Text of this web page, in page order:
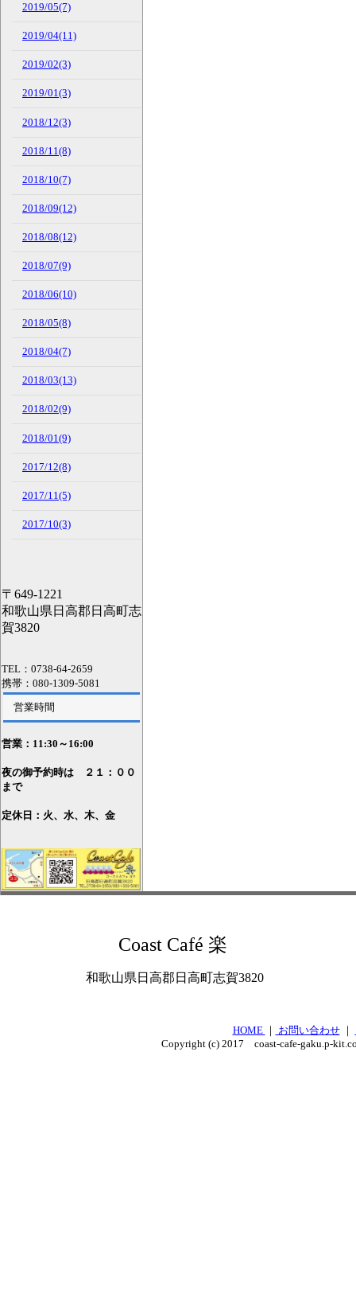
2019/05(7)
2019/04(11)
2019/02(3)
2019/01(3)
2018/12(3)
2018/11(8)
2018/10(7)
2018/09(12)
2018/08(12)
2018/07(9)
2018/06(10)
2018/05(8)
2018/04(7)
2018/03(13)
2018/02(9)
2018/01(9)
2017/12(8)
2017/11(5)
2017/10(3)
〒649-1221
和歌山県日高郡日高町志
賀3820
TEL：0738-64-2659
携帯：080-1309-5081
営業時間
営業：11:30～16:00
夜の御予約時は ２１：００
まで
定休日：火、水、木、金
Coast Café 楽
和歌山県日高郡日高町志賀3820
HOME ｜ お問い合わせ｜
Copyright (c) 2017 coast-cafe-gaku.p-